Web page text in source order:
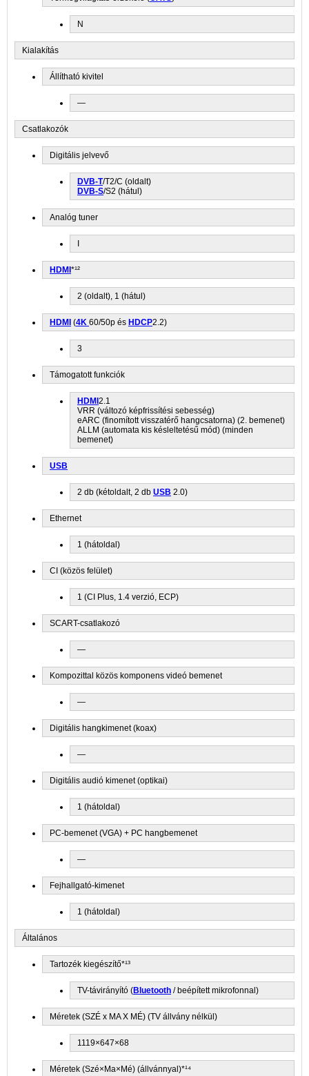
N
Kialakítás
Állítható kivitel
—
Csatlakozók
Digitális jelvevő
DVB-T/T2/C (oldalt)
DVB-S/S2 (hátul)
Analóg tuner
I
HDMI*¹²
2 (oldalt), 1 (hátul)
HDMI (4K 60/50p és HDCP2.2)
3
Támogatott funkciók
HDMI2.1
VRR (változó képfrissítési sebesség)
eARC (finomított visszatérő hangcsatorna) (2. bemenet)
ALLM (automata kis késleltetésű mód) (minden
bemenet)
USB
2 db (kétoldalt, 2 db USB 2.0)
Ethernet
1 (hátoldal)
CI (közös felület)
1 (CI Plus, 1.4 verzió, ECP)
SCART-csatlakozó
—
Kompozittal közös komponens videó bemenet
—
Digitális hangkimenet (koax)
—
Digitális audió kimenet (optikai)
1 (hátoldal)
PC-bemenet (VGA) + PC hangbemenet
—
Fejhallgató-kimenet
1 (hátoldal)
Általános
Tartozék kiegészítő*¹³
TV-távirányító (Bluetooth / beépített mikrofonnal)
Méretek (SZÉ x MA X MÉ) (TV állvány nélkül)
1119×647×68
Méretek (Szé×Ma×Mé) (állvánnyal)*¹⁴